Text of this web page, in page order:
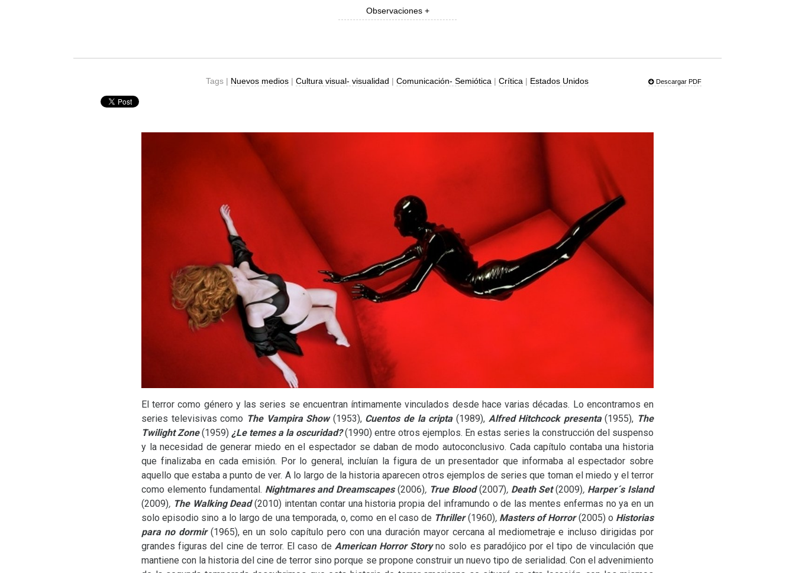
Observaciones +
Tags | Nuevos medios |Cultura visual- visualidad |Comunicación- Semiótica |Crítica | Estados Unidos Descargar PDF
El terror como género y las series se encuentran íntimamente vinculados desde hace varias décadas. Lo encontramos en
series televisivas como The Vampira Show (1953), Cuentos de la cripta (1989), Alfred Hitchcock presenta (1955), The
Twilight Zone (1959) ¿Le temes a la oscuridad? (1990) entre otros ejemplos. En estas series la construcción del suspenso
y la necesidad de generar miedo en el espectador se daban de modo autoconclusivo. Cada capítulo contaba una historia
que finalizaba en cada emisión. Por lo general, incluían la figura de un presentador que informaba al espectador sobre
aquello que estaba a punto de ver. A lo largo de la historia aparecen otros ejemplos de series que toman el miedo y el terror
como elemento fundamental. Nightmares and Dreamscapes (2006), True Blood (2007), Death Set (2009), Harper´s Island
(2009), The Walking Dead (2010) intentan contar una historia propia del inframundo o de las mentes enfermas no ya en un
solo episodio sino a lo largo de una temporada, o, como en el caso de Thriller (1960), Masters of Horror (2005) o Historias
para no dormir (1965), en un solo capítulo pero con una duración mayor cercana al mediometraje e incluso dirigidas por
grandes figuras del cine de terror. El caso de American Horror Storyno solo es paradójico por el tipo de vinculación que
mantiene con la historia del cine de terror sino porque se propone construir un nuevo tipo de serialidad. Con el advenimiento